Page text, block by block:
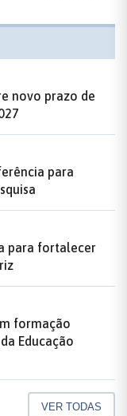
novo prazo de
para
para fortalecer
formação
Educação
VER TODAS